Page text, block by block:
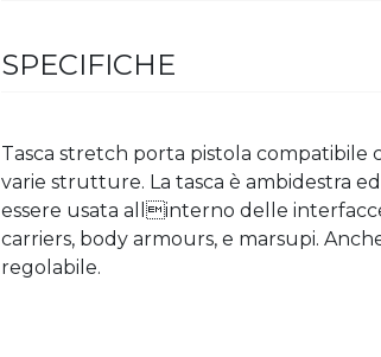
SPECIFICHE
Tasca stretch porta pistola
varie strutture. La tasca è ambidestra
essere usata allinterno delle
carriers, body armours, e marsupi.
regolabile.